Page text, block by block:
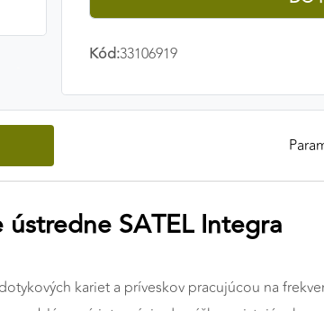
Kód:33106919
SATEL Integra
kariet a príveskov pracujúcou na